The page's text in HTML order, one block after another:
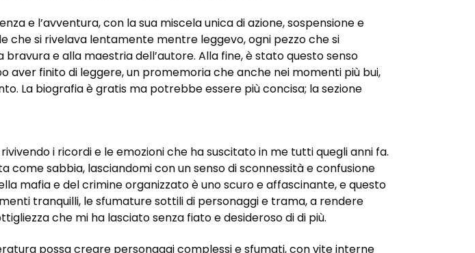
e l’avventura, con la sua miscela unica di azione, sospensione e
che si rivelava lentamente mentre leggevo, ogni pezzo che si
e alla maestria dell’autore. Alla fine, è stato questo senso
finito di leggere, un promemoria che anche nei momenti più bui,
La biografia è gratis ma potrebbe essere più concisa; la sezione
i ricordi e le emozioni che ha suscitato in me tutti quegli anni fa.
sabbia, lasciandomi con un senso di sconnessità e confusione
mafia e del crimine organizzato è uno scuro e affascinante, e questo
tranquilli, le sfumature sottili di personaggi e trama, a rendere
che mi ha lasciato senza fiato e desideroso di di più.
possa creare personaggi complessi e sfumati, con vite interne